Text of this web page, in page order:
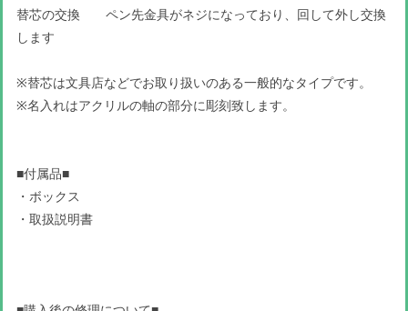
替芯の交換 ペン先金具がネジになっており、回して外し交換
します
※替芯は文具店などでお取り扱いのある一般的なタイプです。
※名入れはアクリルの軸の部分に彫刻致します。
■付属品■
・ボックス
・取扱説明書